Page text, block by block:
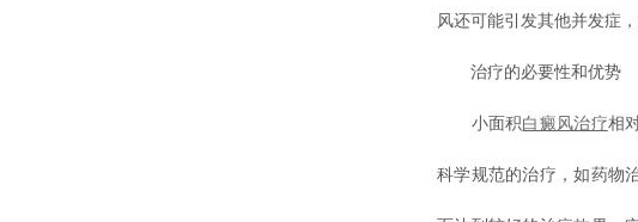
风还可能引发其他并发症
治疗的必要性和优势
小面积白癜风治疗相
科学规范的治疗，如药物